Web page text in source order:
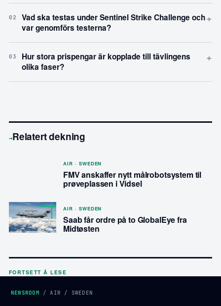
02
Vad ska testas under Sentinel Strike Challenge och
var genomförs testerna?
+
03
Hur stora prispengar är kopplade till tävlingens
olika faser?
+
→Relatert dekning
AIR · SWEDEN
FMV anskaffer nytt målrobotsystem til
prøveplassen i Vidsel
AIR · SWEDEN
Saab får ordre på to GlobalEye fra
Midtøsten
FORTSETT Å LESE
NEWSROOM /AIR / SWEDEN